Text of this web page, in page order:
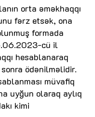
orta əməkhaqqı
fərz etsək, ona
formada
cü il
hesablanaraq
ödənilməlidir.
müvafiq
uyğun olaraq aylıq
kimi